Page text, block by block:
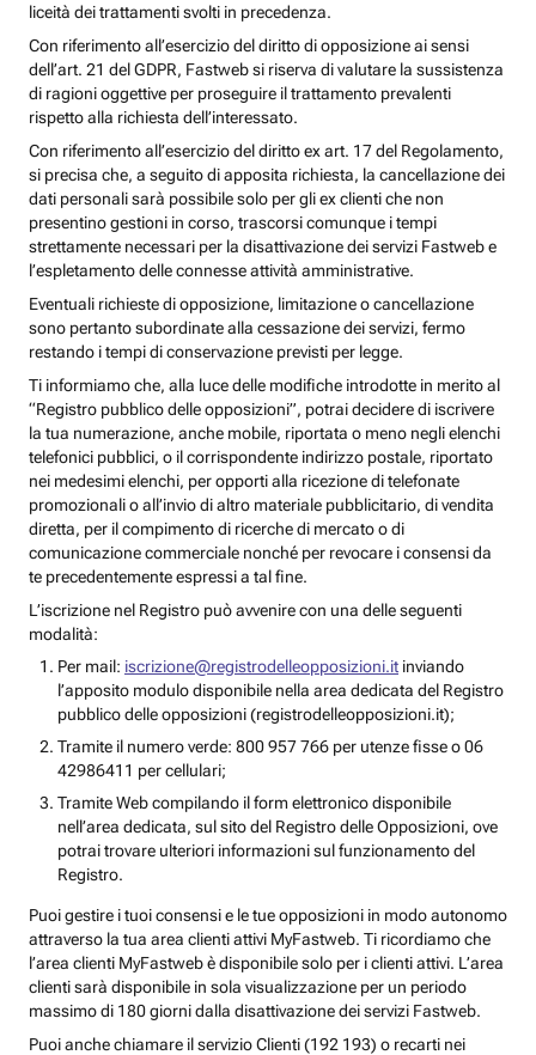
liceità dei trattamenti svolti in precedenza.
Con riferimento all’esercizio del diritto di opposizione ai sensi
dell’art. 21 del GDPR, Fastweb si riserva di valutare la sussistenza
di ragioni oggettive per proseguire il trattamento prevalenti
rispetto alla richiesta dell’interessato.
Con riferimento all’esercizio del diritto ex art. 17 del Regolamento,
si precisa che, a seguito di apposita richiesta, la cancellazione dei
dati personali sarà possibile solo per gli ex clienti che non
presentino gestioni in corso, trascorsi comunque i tempi
strettamente necessari per la disattivazione dei servizi Fastweb e
l’espletamento delle connesse attività amministrative.
Eventuali richieste di opposizione, limitazione o cancellazione
sono pertanto subordinate alla cessazione dei servizi, fermo
restando i tempi di conservazione previsti per legge.
Ti informiamo che, alla luce delle modifiche introdotte in merito al
“Registro pubblico delle opposizioni”, potrai decidere di iscrivere
la tua numerazione, anche mobile, riportata o meno negli elenchi
telefonici pubblici, o il corrispondente indirizzo postale, riportato
nei medesimi elenchi, per opporti alla ricezione di telefonate
promozionali o all’invio di altro materiale pubblicitario, di vendita
diretta, per il compimento di ricerche di mercato o di
comunicazione commerciale nonché per revocare i consensi da
te precedentemente espressi a tal fine.
L’iscrizione nel Registro può avvenire con una delle seguenti
modalità:
Per mail: iscrizione@registrodelleopposizioni.it inviando
l’apposito modulo disponibile nella area dedicata del Registro
pubblico delle opposizioni (registrodelleopposizioni.it);
Tramite il numero verde: 800 957 766 per utenze fisse o 06
42986411 per cellulari;
Tramite Web compilando il form elettronico disponibile
nell’area dedicata, sul sito del Registro delle Opposizioni, ove
potrai trovare ulteriori informazioni sul funzionamento del
Registro.
Puoi gestire i tuoi consensi e le tue opposizioni in modo autonomo
attraverso la tua area clienti attivi MyFastweb. Ti ricordiamo che
l’area clienti MyFastweb è disponibile solo per i clienti attivi. L’area
clienti sarà disponibile in sola visualizzazione per un periodo
massimo di 180 giorni dalla disattivazione dei servizi Fastweb.
Puoi anche chiamare il servizio Clienti (192 193) o recarti nei